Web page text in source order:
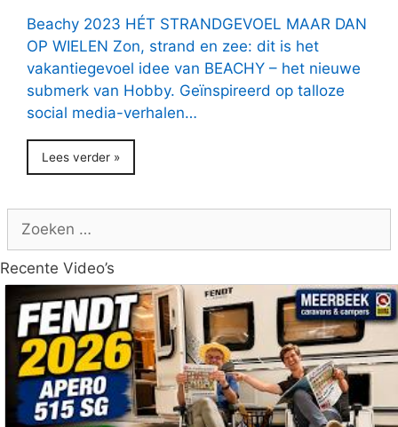
Beachy 2023 HÉT STRANDGEVOEL MAAR DAN
OP WIELEN Zon, strand en zee: dit is het
vakantiegevoel idee van BEACHY – het nieuwe
submerk van Hobby. Geïnspireerd op talloze
social media-verhalen…
Lees verder »
Zoek
Recente Video’s